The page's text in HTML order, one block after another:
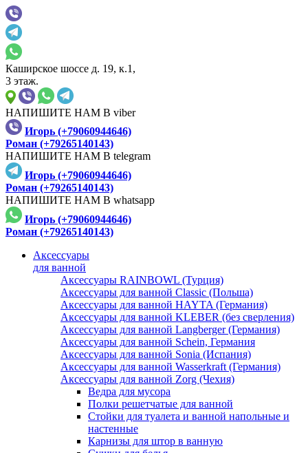
Каширское шоссе д. 19, к.1,
3 этаж.
НАПИШИТЕ НАМ В viber
Игорь (+79060944646)
Роман (+79265140143)
НАПИШИТЕ НАМ В telegram
Игорь (+79060944646)
Роман (+79265140143)
НАПИШИТЕ НАМ В whatsapp
Игорь (+79060944646)
Роман (+79265140143)
Аксессуары
для ванной
Аксессуары RAINBOWL (Турция)
Аксессуары для ванной Classic (Польша)
Аксессуары для ванной HAYTA (Германия)
Аксессуары для ванной KLEBER (без сверления)
Аксессуары для ванной Langberger (Германия)
Аксессуары для ванной Schein, Германия
Аксессуары для ванной Sonia (Испания)
Аксессуары для ванной Wasserkraft (Германия)
Аксессуары для ванной Zorg (Чехия)
Ведра для мусора
Полки решетчатые для ванной
Стойки для туалета и ванной напольные и
настенные
Карнизы для штор в ванную